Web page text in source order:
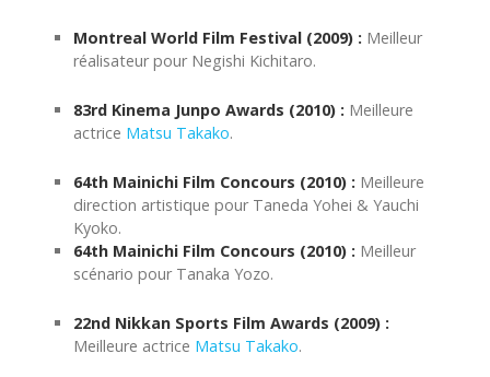
Montreal World Film Festival (2009) : Meilleur
réalisateur pour Negishi Kichitaro.
83rd Kinema Junpo Awards (2010) : Meilleure
actrice Matsu Takako.
64th Mainichi Film Concours (2010) : Meilleure
direction artistique pour Taneda Yohei & Yauchi
Kyoko.
64th Mainichi Film Concours (2010) : Meilleur
scénario pour Tanaka Yozo.
22nd Nikkan Sports Film Awards (2009) :
Meilleure actrice Matsu Takako.